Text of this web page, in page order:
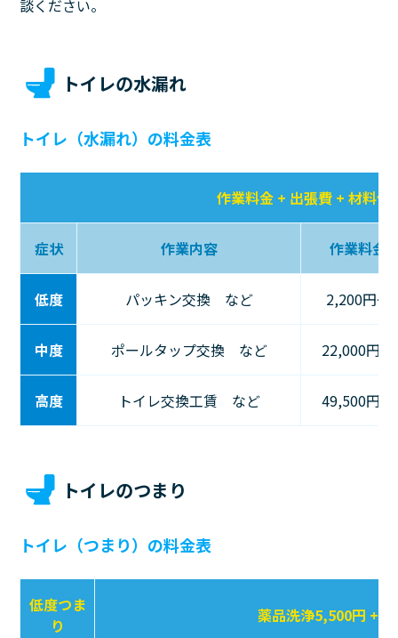
談ください。
トイレの水漏れ
トイレ（水漏れ）の料金表
作業料金 + 出張費 + 材料代
症状 作業内容 作業料金
低度 パッキン交換 など 2,200円〜
中度 ポールタップ交換 など 22,000円〜
高度 トイレ交換工賃 など 49,500円〜
トイレのつまり
トイレ（つまり）の料金表
低度つま
り
薬品洗浄5,500円 +